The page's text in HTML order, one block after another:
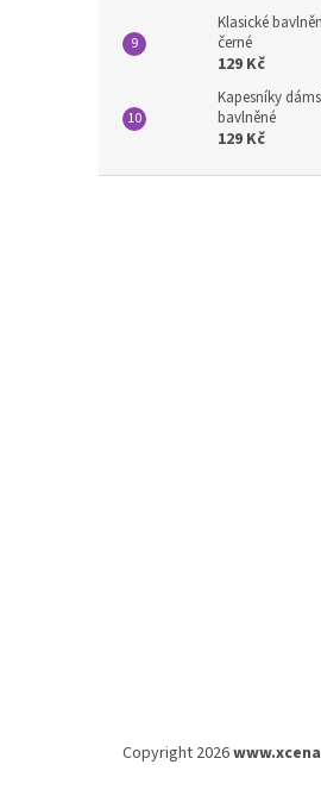
Klasické
černé
129 Kč
Kapesníky
bavlněné
129 Kč
Copyright 2026